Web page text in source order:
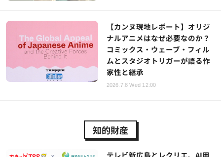
【カンヌ現地レポート】オリジ
ナルアニメはなぜ必要なのか？
コミックス・ウェーブ・フィル
ムとスタジオトリガーが語る作
家性と継承
2026.7.8 Wed 12:00
知的財産
テレビ新広島とレクリエ、AI用